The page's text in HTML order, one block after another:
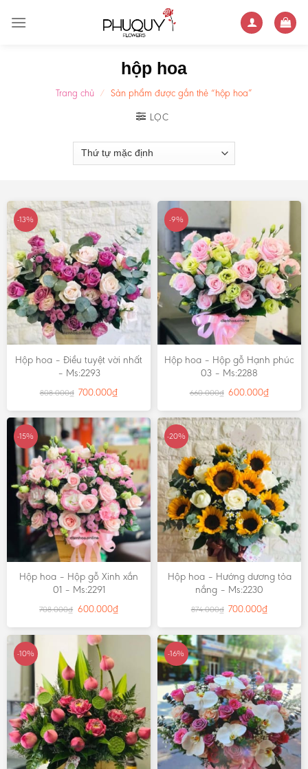
hộp hoa
Trang chủ / Sản phẩm được gắn thẻ “hộp hoa”
LỌC
-13%
Hộp hoa – Điều tuyệt vời nhất
– Ms:2293
808.000₫ 700.000₫
-9%
Hộp hoa – Hộp gỗ Hạnh phúc
03 – Ms:2288
660.000₫ 600.000₫
-15%
Hộp hoa – Hộp gỗ Xinh xắn
01 – Ms:2291
708.000₫ 600.000₫
-20%
Hộp hoa – Hướng dương tỏa
nắng – Ms:2230
874.000₫ 700.000₫
-10% -16%